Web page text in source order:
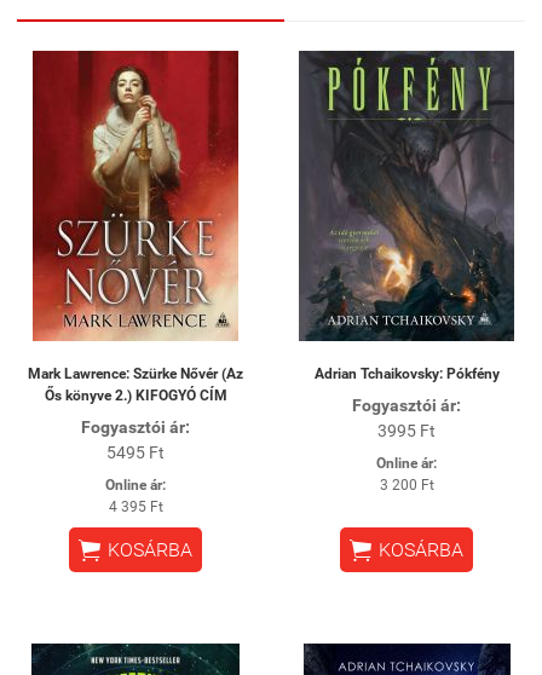
Mark Lawrence: Szürke Nővér (Az
Ős könyve 2.) KIFOGYÓ CÍM
Fogyasztói ár:
5495 Ft
Online ár:
4 395 Ft
 KOSÁRBA
Adrian Tchaikovsky: Pókfény
Fogyasztói ár:
3995 Ft
Online ár:
3 200 Ft
 KOSÁRBA